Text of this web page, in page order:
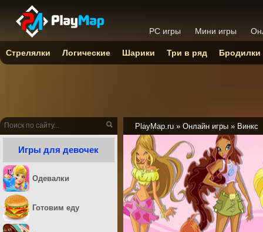
PlayMap.ru » Онлайн игры » Винкс
Игры для девочек
Одевалки
Готовим еду
PC игры Мини игры
Стрелялки Логические Шарики Три в ряд Бродилки